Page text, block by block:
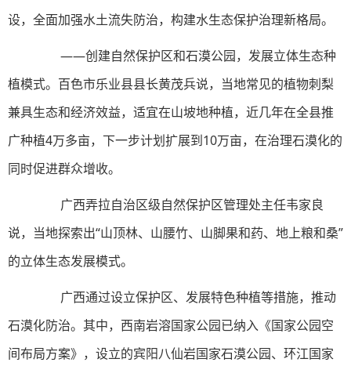
设，全面加强水土流失防治，构建水生态保护治理新格局。
——创建自然保护区和石漠公园，发展立体生态种
植模式。百色市乐业县县长黄茂兵说，当地常见的植物刺梨
兼具生态和经济效益，适宜在山坡地种植，近几年在全县推
广种植4万多亩，下一步计划扩展到10万亩，在治理石漠化的
同时促进群众增收。
广西弄拉自治区级自然保护区管理处主任韦家良
说，当地探索出“山顶林、山腰竹、山脚果和药、地上粮和桑”
的立体生态发展模式。
广西通过设立保护区、发展特色种植等措施，推动
石漠化防治。其中，西南岩溶国家公园已纳入《国家公园空
间布局方案》，设立的宾阳八仙岩国家石漠公园、环江国家